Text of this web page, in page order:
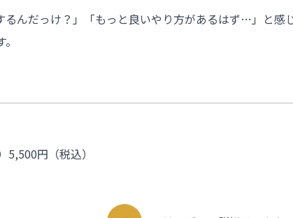
るんだっけ？」「もっと良いやり方があるはず…」と
円（税込）